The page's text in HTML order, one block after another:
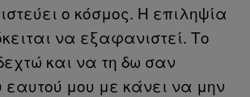
ο κόσμος. Η επιληψία
να εξαφανιστεί. Το
και να τη δω σαν
εαυτού μου με κάνει να μην